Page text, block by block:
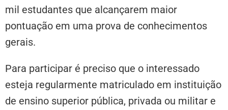
mil estudantes que alcançarem maior
pontuação em uma prova de conhecimentos
gerais.
Para participar é preciso que o interessado
esteja regularmente matriculado em instituição
de ensino superior pública, privada ou militar e